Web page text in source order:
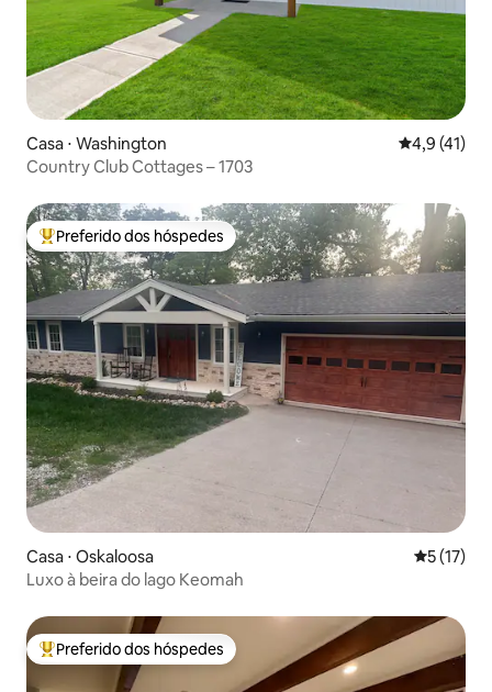
Casa ⋅ Washington 4,9 de uma
4,9 (41)
Country Club Cottages – 1703
Entre os melhores preferidos dos hóspedes
Preferido dos hóspedes
Casa ⋅ Oskaloosa 5 de uma
5 (17)
Luxo à beira do lago Keomah
Entre os melhores preferidos dos hóspedes
Preferido dos hóspedes